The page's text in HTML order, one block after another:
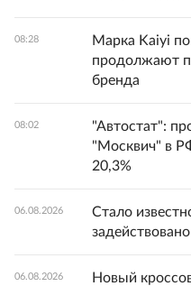
08:28
Марка Kaiyi
продолжают
бренда
08:02
"Автостат":
"Москвич" в
20,3%
06.08.2026
Стало
06.08.2026
Новый